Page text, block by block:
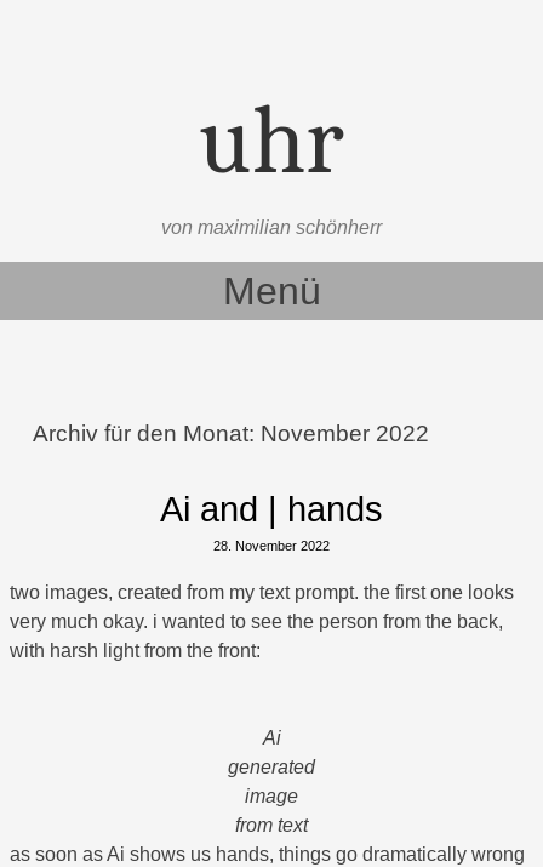
uhr
von maximilian schönherr
Menü
Archiv für den Monat: November 2022
Ai and | hands
28. November 2022
two images, created from my text prompt. the first one looks
very much okay. i wanted to see the person from the back,
with harsh light from the front:
Ai
generated
image
from text
as soon as Ai shows us hands, things go dramatically wrong